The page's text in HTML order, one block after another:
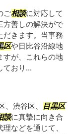
ご相談に対応して
方善しの解決がで
だきます。当事務
区や日比谷沿線地
すが、これらの地
ており...
、渋谷区、
目黒区
談に真摯に向き合
などを通じて、